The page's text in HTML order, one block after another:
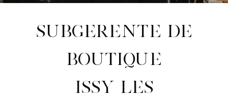
Subgerente de
Boutique
Issy les